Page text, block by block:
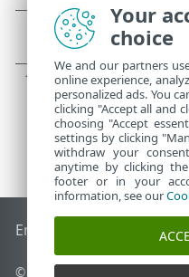
End of Life ESET
© 1992-2026
Your
choice
We and our partners
online experience,
personalized ads. You
clicking "Accept all and
choosing "Accept
settings by clicking
withdraw your
anytime by clicking
footer or in your
information, see our